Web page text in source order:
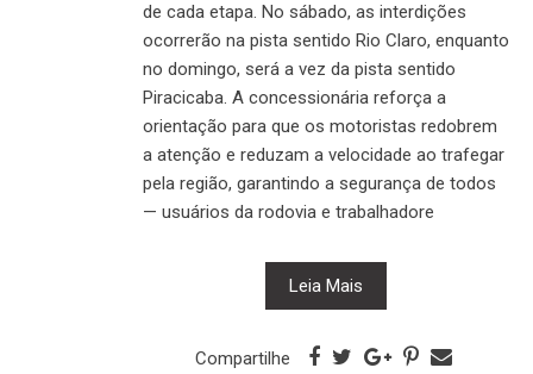
de cada etapa. No sábado, as interdições
ocorrerão na pista sentido Rio Claro, enquanto
no domingo, será a vez da pista sentido
Piracicaba. A concessionária reforça a
orientação para que os motoristas redobrem
a atenção e reduzam a velocidade ao trafegar
pela região, garantindo a segurança de todos
— usuários da rodovia e trabalhadore
Leia Mais
Compartilhe